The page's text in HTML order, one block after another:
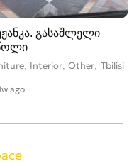
გასაშლელი
Interior, Other Tbilisi
ago